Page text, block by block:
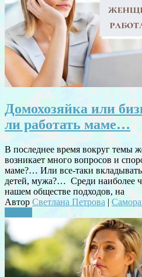
Домохозяйка или
ли pаботать маме…
В последнее время вокруг темы
возникает много вопросов и
маме?… Или все-таки
детей, мужа?… Среди наиболее
нашем обществе подходов, на
Автор Светлана Петрова |